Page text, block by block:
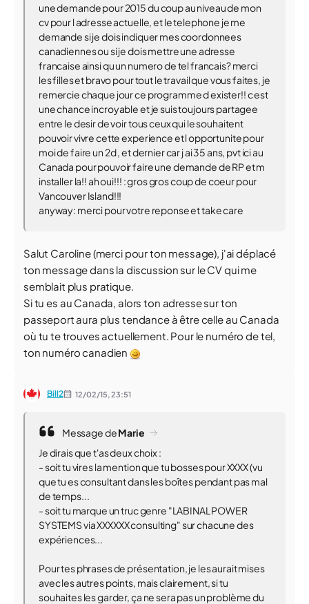
une demande pour 2015 du coup au niveau de mon
cv pour l adresse actuelle, et le telephone je me
demande si je dois indiquer mes coordonnees
canadiennes ou si je dois mettre une adresse
francaise ainsi qu un numero de tel francais? merci
les filles et bravo pour tout le travail que vous faites, je
remercie chaque jour ce programme d exister!! c est
une chance incroyable et je suis toujours partagee
entre le desir de voir tous ceux qui le souhaitent
pouvoir vivre cette experience et l opportunite pour
moi de faire un 2d , et dernier car j ai 35 ans, pvt ici au
Canada pour pouvoir faire une demande de RP et m
installer la!! ah oui!!! : gros gros coup de coeur pour
Vancouver Island!!!
anyway: merci pour votre reponse et take care
Salut Caroline (merci pour ton message), j'ai déplacé
ton message dans la discussion sur le CV qui me
semblait plus pratique.
Si tu es au Canada, alors ton adresse sur ton
passeport aura plus tendance à être celle au Canada
où tu te trouves actuellement. Pour le numéro de tel,
ton numéro canadien
Bill2 12/02/15,23:51
Message deMarie
Je dirais que t'as deux choix :
- soit tu vires la mention que tu bosses pour XXXX (vu
que tu es consultant dans les boîtes pendant pas mal
de temps...
- soit tu marque un truc genre "LABINAL POWER
SYSTEMS via XXXXXX consulting" sur chacune des
expériences...
Pour tes phrases de présentation, je les aurait mises
avec les autres points, mais clairement, si tu
souhaites les garder, ça ne sera pas un problème du